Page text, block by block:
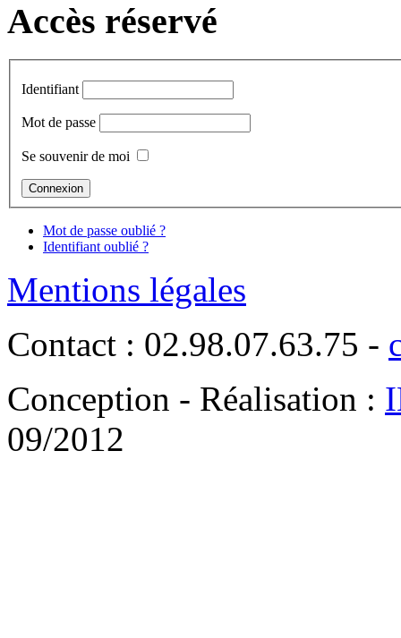
Accès réservé
Identifiant
Mot de passe
Se souvenir de moi
Mot de passe oublié ?
Identifiant oublié ?
Mentions légales
Contact : 02.98.07.63.75 -
Conception - Réalisation :
09/2012